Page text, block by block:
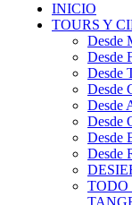
INICIO
TOURS Y
Desde
Desde
Desde
Desde
Desde
Desde
Desde
Desde
TODO